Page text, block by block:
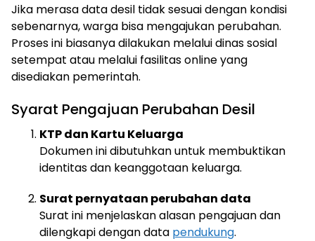
Jika merasa data desil tidak sesuai dengan kondisi
sebenarnya, warga bisa mengajukan perubahan.
Proses ini biasanya dilakukan melalui dinas sosial
setempat atau melalui fasilitas online yang
disediakan pemerintah.
Syarat Pengajuan Perubahan Desil
KTP dan Kartu Keluarga
Dokumen ini dibutuhkan untuk membuktikan
identitas dan keanggotaan keluarga.
Surat pernyataan perubahan data
Surat ini menjelaskan alasan pengajuan dan
dilengkapi dengan data pendukung.